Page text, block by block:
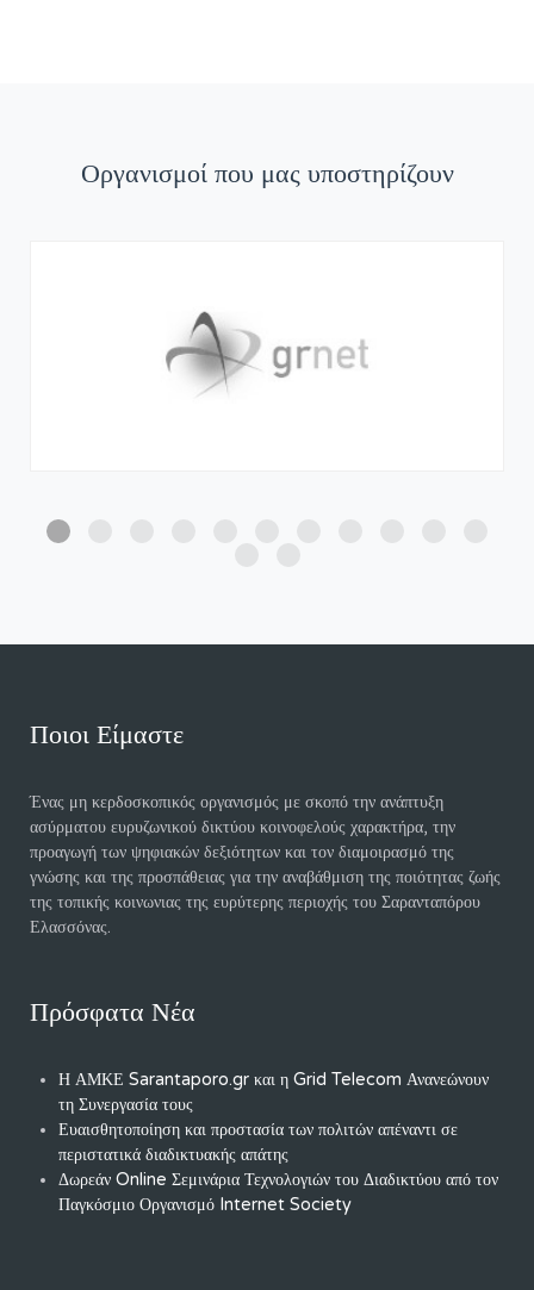
Οργανισμοί που μας υποστηρίζουν
Ποιοι Είμαστε
Ένας μη κερδοσκοπικός οργανισμός με σκοπό την ανάπτυξη
ασύρματου ευρυζωνικού δικτύου κοινοφελούς χαρακτήρα, την
προαγωγή των ψηφιακών δεξιότητων και τον διαμοιρασμό της
γνώσης και της προσπάθειας για την αναβάθμιση της ποιότητας ζωής
της τοπικής κοινωνιας της ευρύτερης περιοχής του Σαρανταπόρου
Ελασσόνας.
Πρόσφατα Νέα
Η ΑΜΚΕ Sarantaporo.gr και η Grid Telecom Ανανεώνουν
τη Συνεργασία τους
Ευαισθητοποίηση και προστασία των πολιτών απέναντι σε
περιστατικά διαδικτυακής απάτης
Δωρεάν Online Σεμινάρια Τεχνολογιών του Διαδικτύου από τον
Παγκόσμιο Οργανισμό Internet Society